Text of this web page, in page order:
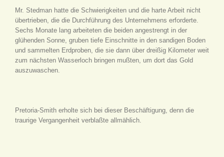
Mr. Stedman hatte die Schwierigkeiten und die harte Arbeit nicht
übertrieben, die die Durchführung des Unternehmens erforderte.
Sechs Monate lang arbeiteten die beiden angestrengt in der
glühenden Sonne, gruben tiefe Einschnitte in den sandigen Boden
und sammelten Erdproben, die sie dann über dreißig Kilometer weit
zum nächsten Wasserloch bringen mußten, um dort das Gold
auszuwaschen.
Pretoria-Smith erholte sich bei dieser Beschäftigung, denn die
traurige Vergangenheit verblaßte allmählich.